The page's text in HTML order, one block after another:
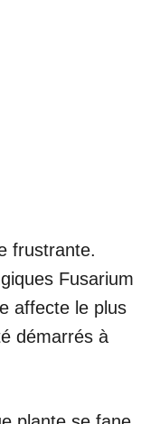
frustrante.
Fusarium
affecte le plus
démarrés à